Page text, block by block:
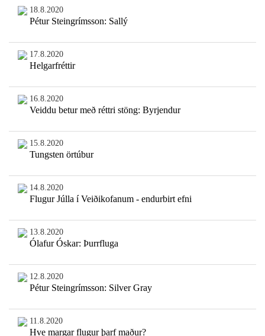
18.8.2020
Pétur Steingrímsson: Sallý
17.8.2020
Helgarfréttir
16.8.2020
Veiddu betur með réttri stöng: Byrjendur
15.8.2020
Tungsten örtúbur
14.8.2020
Flugur Júlla í Veiðikofanum - endurbirt efni
13.8.2020
Ólafur Óskar: Þurrfluga
12.8.2020
Pétur Steingrímsson: Silver Gray
11.8.2020
Hve margar flugur þarf maður?